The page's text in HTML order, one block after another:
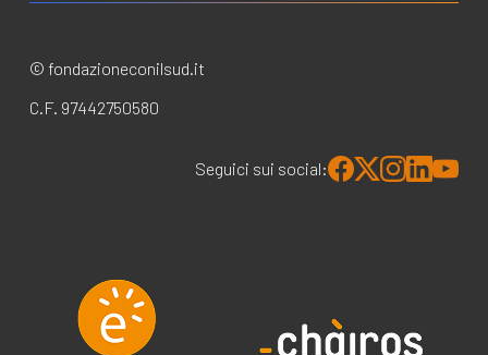
© fondazioneconilsud.it
C.F. 97442750580
Seguici sui social: